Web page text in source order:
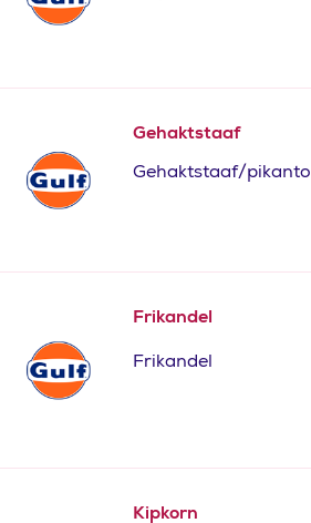
Gehaktstaaf
Gehaktstaaf/pikanto
Frikandel
Frikandel
Kipkorn